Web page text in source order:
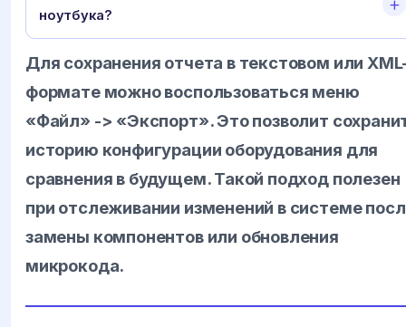
ноутбука?
Для сохранения отчета в текстовом или
формате можно воспользоваться меню
«Файл» -> «Экспорт». Это позволит
историю конфигурации оборудования для
сравнения в будущем. Такой подход полезен
при отслеживании изменений в системе
замены компонентов или обновления
микрокода.